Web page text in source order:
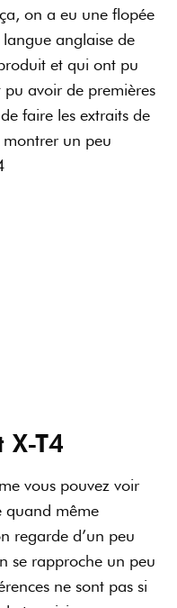
on a eu une flopée
anglaise de
et qui ont pu
avoir de premières
faire les extraits de
montrer un peu
X-T4
vous pouvez voir
quand même
regarde d’un peu
se rapproche un peu
ne sont pas si